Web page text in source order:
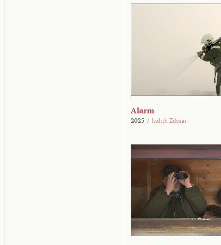
Alarm
2025 / Judith Zdesar